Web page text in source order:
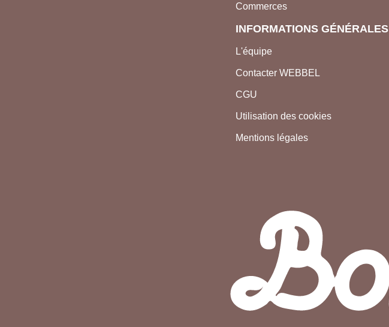
Commerces
INFORMATIONS GÉNÉRALES
L'équipe
Contacter WEBBEL
CGU
Utilisation des cookies
Mentions légales